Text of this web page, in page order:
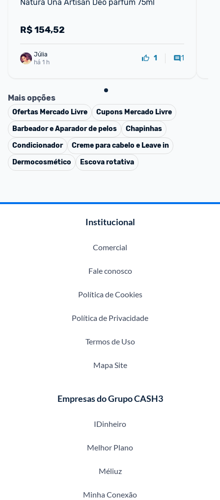
Natura Una Artisan Deo parfum 75ml
R$154,52
Júlia
há 1 h
1 1
Mais opções
Ofertas Mercado Livre Cupons Mercado Livre
Barbeador e Aparador de pelos
Chapinhas
Condicionador
Creme para cabelo e Leave in
Dermocosmético
Escova rotativa
Institucional
Comercial
Fale conosco
Política de Cookies
Política de Privacidade
Termos de Uso
Mapa Site
Empresas do Grupo CASH3
IDinheiro
Melhor Plano
Méliuz
Minha Conexão